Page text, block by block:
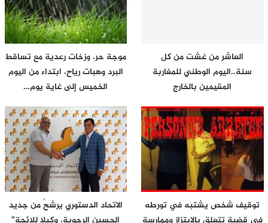
العاشر من غشت من كل
سنة..اليوم الوطني للمغاربة
المقيمين بالخارج
موجة حر، وزخات رعدية مع تساقط
البرد وهبات رياح، ابتداء من اليوم
الخميس إلى غاية يوم…
توقيف شخص يشتبه في تورطه
الاتحاد الدستوري يرشحُ من جديد